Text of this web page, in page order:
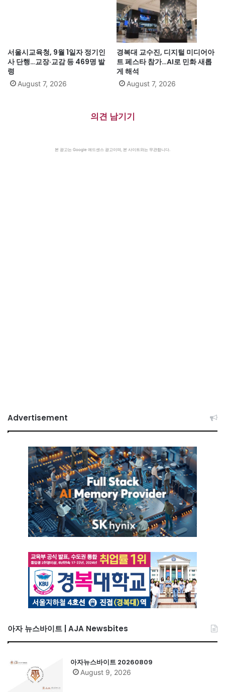
서울시교육청, 9월 1일자 정기인
사 단행…교장·교감 등 469명 발
령
August 7, 2026
경복대 교수진, 디지털 미디어아
트 페스타 참가…AI로 민화 새롭
게 해석
August 7, 2026
의견 남기기
본 광고는 Google 애드센스 광고이며, 본 사이트와는 무관합니다.
Advertisement
아자 뉴스바이트 | AJA Newsbites
아자뉴스바이트 20260809
August 9, 2026